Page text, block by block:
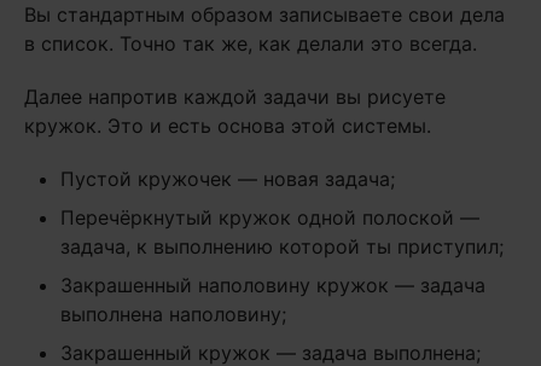
Вы стандартным образом записываете свои дела
в список. Точно так же, как делали это всегда.
Далее напротив каждой задачи вы рисуете
кружок. Это и есть основа этой системы.
Пустой кружочек — новая задача;
Перечёркнутый кружок одной полоской —
задача, к выполнению которой ты приступил;
Закрашенный наполовину кружок — задача
выполнена наполовину;
Закрашенный кружок — задача выполнена;